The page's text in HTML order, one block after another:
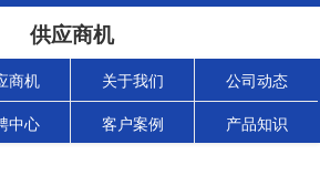
供应商机
商机 关于我们 公司动态
中心 客户案例 产品知识